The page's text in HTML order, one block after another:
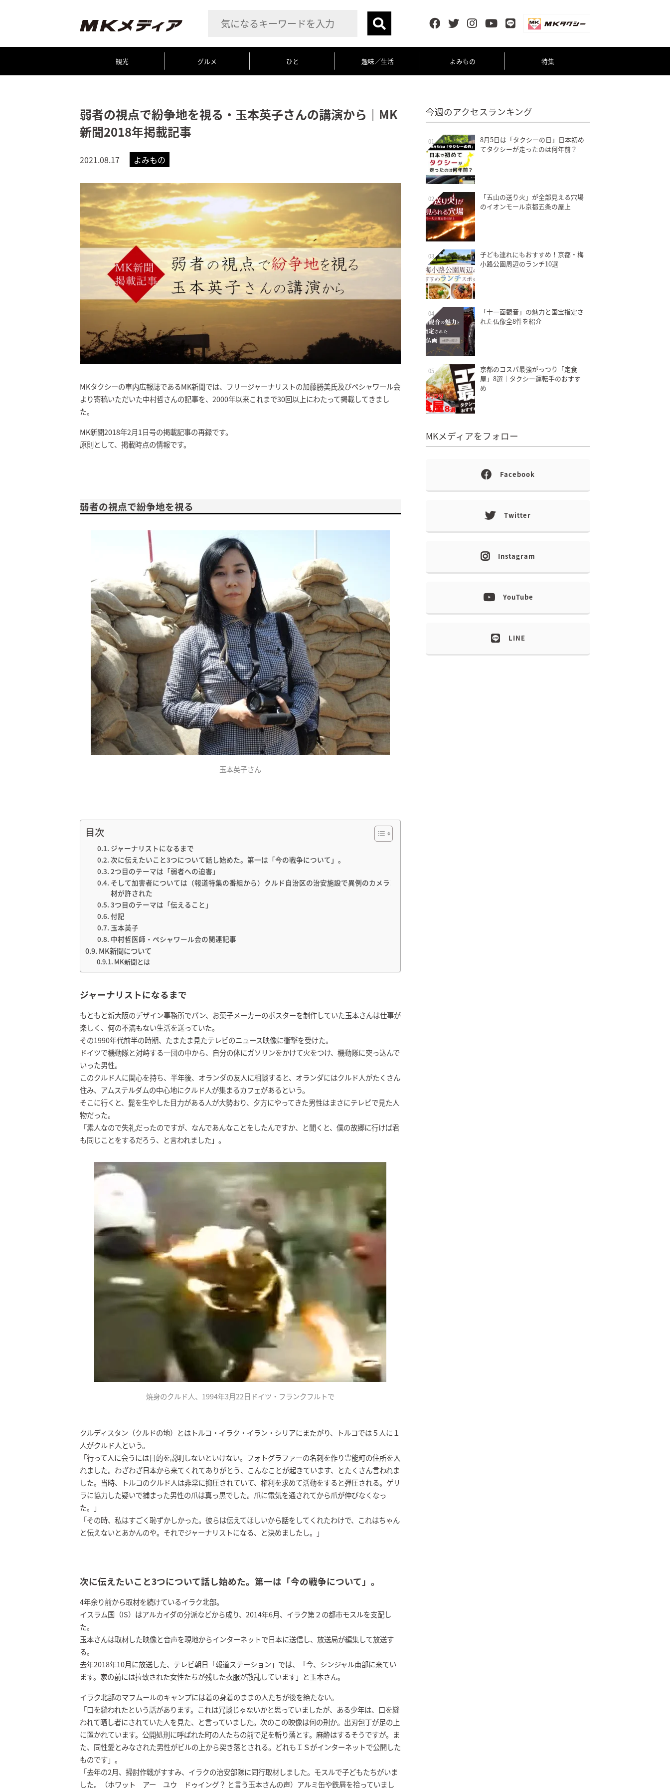
観光 グルメ ひと 趣味／生活 よみもの 特集
弱者の視点で紛争地を視る・玉本英子さんの講演から｜MK
新聞2018年掲載記事
2021.08.17 よみもの
MKタクシーの車内広報誌であるMK新聞では、フリージャーナリストの加藤勝美氏及びペシャワール会
より寄稿いただいた中村哲さんの記事を、2000年以来これまで30回以上にわたって掲載してきまし
た。
MK新聞2018年2月1日号の掲載記事の再録です。
原則として、掲載時点の情報です。
弱者の視点で紛争地を視る
玉本英子さん
目次
ジャーナリストになるまで
次に伝えたいこと3つについて話し始めた。第一は「今の戦争について」。
2つ目のテーマは「弱者への迫害」
そして加害者については（報道特集の番組から）クルド自治区の治安施設で異例のカメラ取
材が許された
3つ目のテーマは「伝えること」
付記
玉本英子
中村哲医師・ペシャワール会の関連記事
MK新聞について
MK新聞とは
ジャーナリストになるまで
もともと新大阪のデザイン事務所でパン、お菓子メーカーのポスターを制作していた玉本さんは仕事が
楽しく、何の不満もない生活を送っていた。
その1990年代前半の時期、たまたま見たテレビのニュース映像に衝撃を受けた。
ドイツで機動隊と対峙する一団の中から、自分の体にガソリンをかけて火をつけ、機動隊に突っ込んで
いった男性。
このクルド人に関心を持ち、半年後、オランダの友人に相談すると、オランダにはクルド人がたくさん
住み、アムステルダムの中心地にクルド人が集まるカフェがあるという。
そこに行くと、髭を生やした目力がある人が大勢おり、夕方にやってきた男性はまさにテレビで見た人
物だった。
「素人なので失礼だったのですが、なんであんなことをしたんですか、と聞くと、僕の故郷に行けば君
も同じことをするだろう、と言われました」。
焼身のクルド人、1994年3月22日ドイツ・フランクフルトで
クルディスタン（クルドの地）とはトルコ・イラク・イラン・シリアにまたがり、トルコでは５人に１
人がクルド人という。
「行って人に会うには目的を説明しないといけない。フォトグラファーの名刺を作り豊能町の住所を入
れました。わざわざ日本から来てくれてありがとう、こんなことが起きています、とたくさん言われま
した。当時、トルコのクルド人は非常に抑圧されていて、権利を求めて活動をすると弾圧される。ゲリ
ラに協力した疑いで捕まった男性の爪は真っ黒でした。爪に電気を通されてから爪が伸びなくなっ
た。」
「その時、私はすごく恥ずかしかった。彼らは伝えてほしいから話をしてくれたわけで、これはちゃん
と伝えないとあかんのや。それでジャーナリストになる、と決めましたし。」
次に伝えたいこと3つについて話し始めた。第一は「今の戦争について」。
4年余り前から取材を続けているイラク北部。
イスラム国（IS）はアルカイダの分派などから成り、2014年6月、イラク第２の都市モスルを支配し
た。
玉本さんは取材した映像と音声を現地からインターネットで日本に送信し、放送局が編集して放送す
る。
去年2018年10月に放送した、テレビ朝日「報道ステーション」では、「今、シンジャル南部に来てい
ます。家の前には拉致された女性たちが残した衣服が散乱しています」と玉本さん。
イラク北部のマフムールのキャンプには着の身着のままの人たちが後を絶たない。
「口を縫われたという話があります。これは冗談じゃないかと思っていましたが、ある少年は、口を縫
われて晒し者にされていた人を見た、と言っていました。次のこの映像は何の刑か。出刃包丁が足の上
に置かれています。公開処刑に呼ばれた町の人たちの前で足を斬り落とす。麻酔はするそうですが。ま
た、同性愛とみなされた男性がビルの上から突き落とされる。どれもＩＳがインターネットで公開した
ものです」。
「去年の2月、掃討作戦がすすみ、イラクの治安部隊に同行取材しました。モスルで子どもたちがいま
した。（ホワット アー ユウ ドゥイング？ と言う玉本さんの声）アルミ缶や鉄屑を拾っていまし
今週のアクセスランキング
01
8月5日は「タクシーの日」日本初め
てタクシーが走ったのは何年前？
02
「五山の送り火」が全部見える穴場
のイオンモール京都五条の屋上
03
子ども連れにもおすすめ！京都・梅
小路公園周辺のランチ10選
04
「十一面観音」の魅力と国宝指定さ
れた仏像全8件を紹介
05
京都のコスパ最強がっつり「定食
屋」8選｜タクシー運転手のおすす
め
MKメディアをフォロー
Facebook
Twitter
Instagram
YouTube
LINE